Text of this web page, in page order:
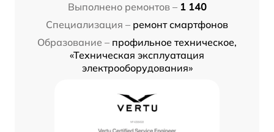
Выполнено ремонтов – 1 140
Специализация – ремонт смартфонов
Образование – профильное техническое,
«Техническая эксплуатация
электрооборудования»